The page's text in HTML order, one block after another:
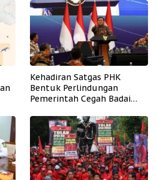
Kehadiran Satgas PHK
Bentuk Perlindungan
Pemerintah Cegah Badai